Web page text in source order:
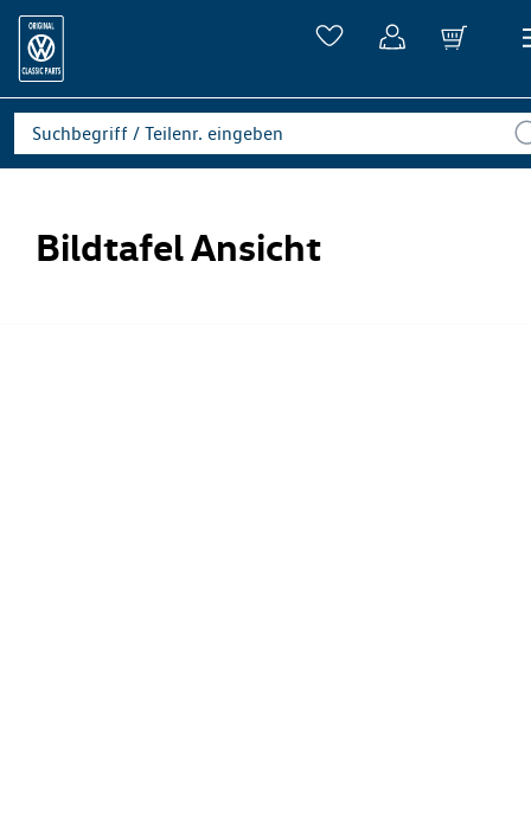
Bildtafel Ansicht